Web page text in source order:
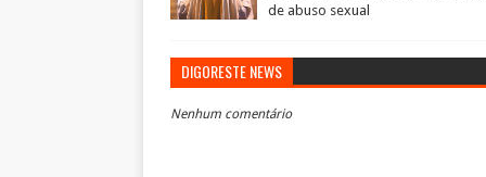
de abuso sexual
DIGORESTE NEWS
Nenhum comentário